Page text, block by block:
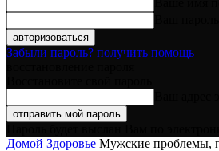
Забыли пароль? получить помощь
Домой Здоровье Мужские проблемы,